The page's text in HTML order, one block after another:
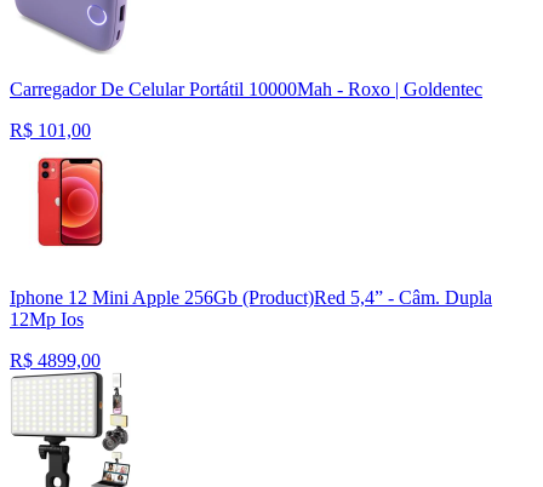
Carregador De Celular Portátil 10000Mah - Roxo | Goldentec
R$ 101,00
Iphone 12 Mini Apple 256Gb (Product)Red 5,4” - Câm. Dupla
12Mp Ios
R$ 4899,00